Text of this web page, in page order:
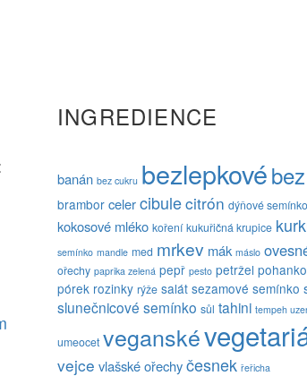
INGREDIENCE
banán bez cukru bezlepkové
brambor celercibulecitrón dýňové semínko
kokosové mléko koření kukuřičná krupice
semínko mandle med mrkev mák máslo
ořechy paprika zelená pepř pesto petržel
pórek rozinky rýže salát sezamové semínko
slunečnicové semínko sůl tahini tempeh
umeocet veganské
vejce vlašské ořechyčesnek řeřicha